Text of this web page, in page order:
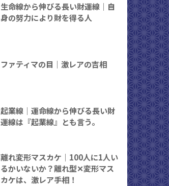
生命線から伸びる長い財運線｜自
身の努力により財を得る人
ファティマの目｜激レアの吉相
起業線｜運命線から伸びる長い財
運線は『起業線』とも言う。
離れ変形マスカケ｜100人に1人い
るかいないか？離れ型✕変形マス
カケは、激レア手相！